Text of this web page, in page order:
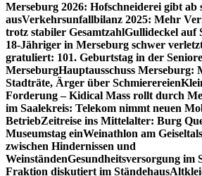
Merseburg 2026: Hofschneiderei gibt ab
ausVerkehrsunfallbilanz 2025: Mehr
trotz stabiler GesamtzahlGullideckel auf
18-Jähriger in Merseburg schwer
gratuliert: 101. Geburtstag in der
MerseburgHauptausschuss Merseburg:
Stadträte, Ärger über Schmierereien
Forderung – Kidical Mass rollt durch
im Saalekreis: Telekom nimmt neuen
BetriebZeitreise ins Mittelalter: Burg
Museumstag einWeinathlon am
zwischen Hindernissen und
WeinständenGesundheitsversorgung im
Fraktion diskutiert im Ständehaus